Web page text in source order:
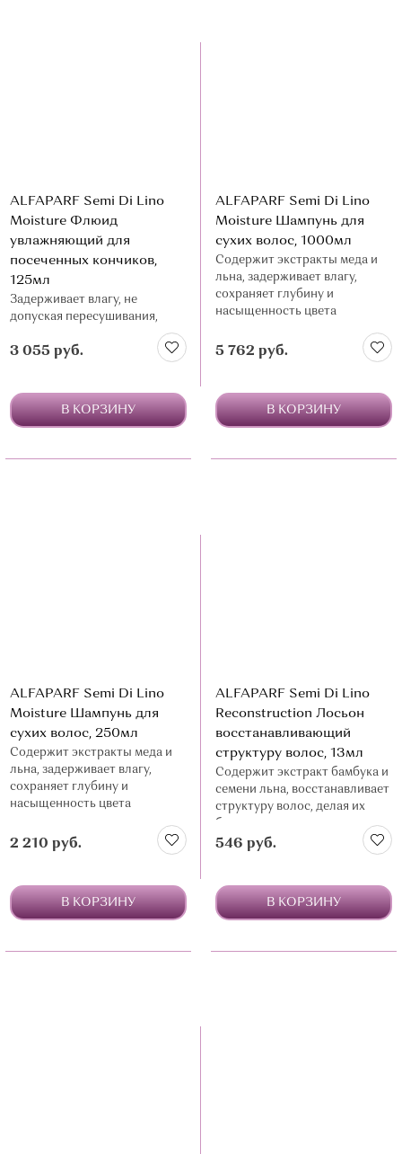
ALFAPARF Semi Di Lino
Moisture Флюид
увлажняющий для
посеченных кончиков,
125мл
Задерживает влагу, не
допуская пересушивания,
негативных внешних
3 055 руб.
В КОРЗИНУ
ALFAPARF Semi Di Lino
Moisture Шампунь для
сухих волос, 1000мл
Содержит экстракты меда и
льна, задерживает влагу,
сохраняет глубину и
насыщенность цвета
5 762 руб.
В КОРЗИНУ
ALFAPARF Semi Di Lino
Moisture Шампунь для
сухих волос, 250мл
Содержит экстракты меда и
льна, задерживает влагу,
сохраняет глубину и
насыщенность цвета
2 210 руб.
В КОРЗИНУ
ALFAPARF Semi Di Lino
Reconstruction Лосьон
восстанавливающий
структуру волос, 13мл
Содержит экстракт бамбука и
семени льна, восстанавливает
структуру волос, делая их
более прочными
546 руб.
В КОРЗИНУ